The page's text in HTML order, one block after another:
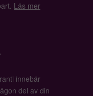
Läs mer
innebär
del av din